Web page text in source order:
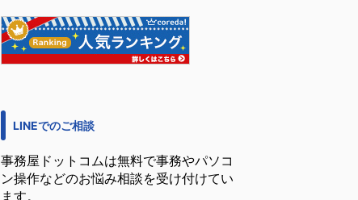
LINEでのご相談
事務屋ドットコムは無料で事務やパソコ
ン操作などのお悩み相談を受け付けてい
ます。